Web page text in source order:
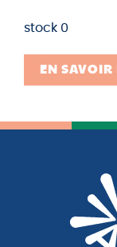
stock 0
EN SAVOIR